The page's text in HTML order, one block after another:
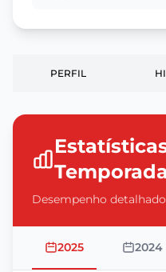
PERFIL
Desempenho
2025 2024